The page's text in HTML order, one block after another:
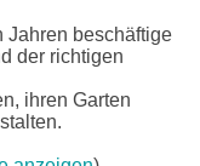
Jahren beschäftige
der richtigen
ihren Garten